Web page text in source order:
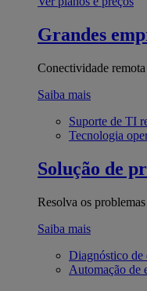
Grandes
Conectividade remota
Saiba mais
Suporte de TI
Tecnologia
Solução de
Resolva os
Saiba mais
Diagnóstico de
Automação de